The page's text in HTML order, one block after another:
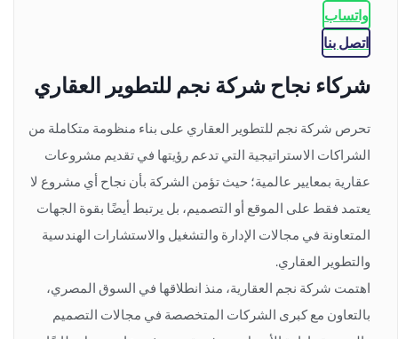
واتساب
اتصل بنا
شركاء نجاح شركة نجم للتطوير العقاري
تحرص شركة نجم للتطوير العقاري على بناء منظومة متكاملة من
الشراكات الاستراتيجية التي تدعم رؤيتها في تقديم مشروعات
عقارية بمعايير عالمية؛ حيث تؤمن الشركة بأن نجاح أي مشروع لا
يعتمد فقط على الموقع أو التصميم، بل يرتبط أيضًا بقوة الجهات
المتعاونة في مجالات الإدارة والتشغيل والاستشارات الهندسية
والتطوير العقاري.
اهتمت شركة نجم العقارية، منذ انطلاقها في السوق المصري،
بالتعاون مع كبرى الشركات المتخصصة في مجالات التصميم